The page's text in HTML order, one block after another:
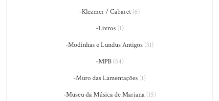
-Klezmer / Cabaret (6)
-Livros(1)
-Modinhas e Lundus Antigos (31)
-MPB(54)
-Muro das Lamentações (1)
-Museu da Música de Mariana(15)